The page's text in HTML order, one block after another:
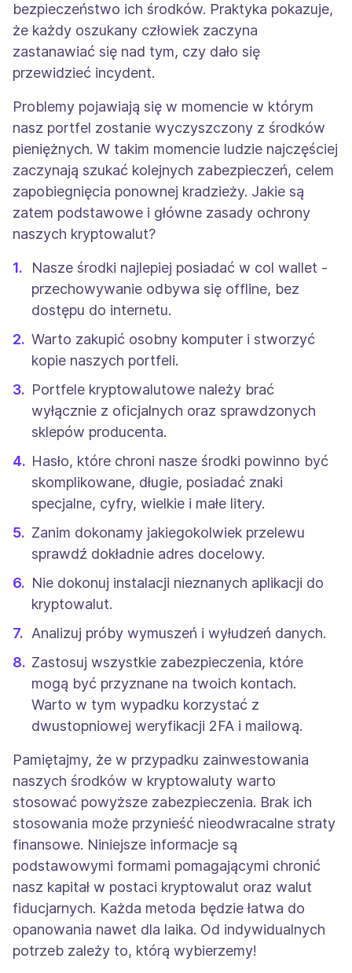
bezpieczeństwo ich środków. Praktyka pokazuje,
że każdy oszukany człowiek zaczyna
zastanawiać się nad tym, czy dało się
przewidzieć incydent.
Problemy pojawiają się w momencie w którym
nasz portfel zostanie wyczyszczony z środków
pieniężnych. W takim momencie ludzie najczęściej
zaczynają szukać kolejnych zabezpieczeń, celem
zapobiegnięcia ponownej kradzieży. Jakie są
zatem podstawowe i główne zasady ochrony
naszych kryptowalut?
Nasze środki najlepiej posiadać w col wallet -
przechowywanie odbywa się offline, bez
dostępu do internetu.
Warto zakupić osobny komputer i stworzyć
kopie naszych portfeli.
Portfele kryptowalutowe należy brać
wyłącznie z oficjalnych oraz sprawdzonych
sklepów producenta.
Hasło, które chroni nasze środki powinno być
skomplikowane, długie, posiadać znaki
specjalne, cyfry, wielkie i małe litery.
Zanim dokonamy jakiegokolwiek przelewu
sprawdź dokładnie adres docelowy.
Nie dokonuj instalacji nieznanych aplikacji do
kryptowalut.
Analizuj próby wymuszeń i wyłudzeń danych.
Zastosuj wszystkie zabezpieczenia, które
mogą być przyznane na twoich kontach.
Warto w tym wypadku korzystać z
dwustopniowej weryfikacji 2FA i mailową.
Pamiętajmy, że w przypadku zainwestowania
naszych środków w kryptowaluty warto
stosować powyższe zabezpieczenia. Brak ich
stosowania może przynieść nieodwracalne straty
finansowe. Niniejsze informacje są
podstawowymi formami pomagającymi chronić
nasz kapitał w postaci kryptowalut oraz walut
fiducjarnych. Każda metoda będzie łatwa do
opanowania nawet dla laika. Od indywidualnych
potrzeb zależy to, którą wybierzemy!